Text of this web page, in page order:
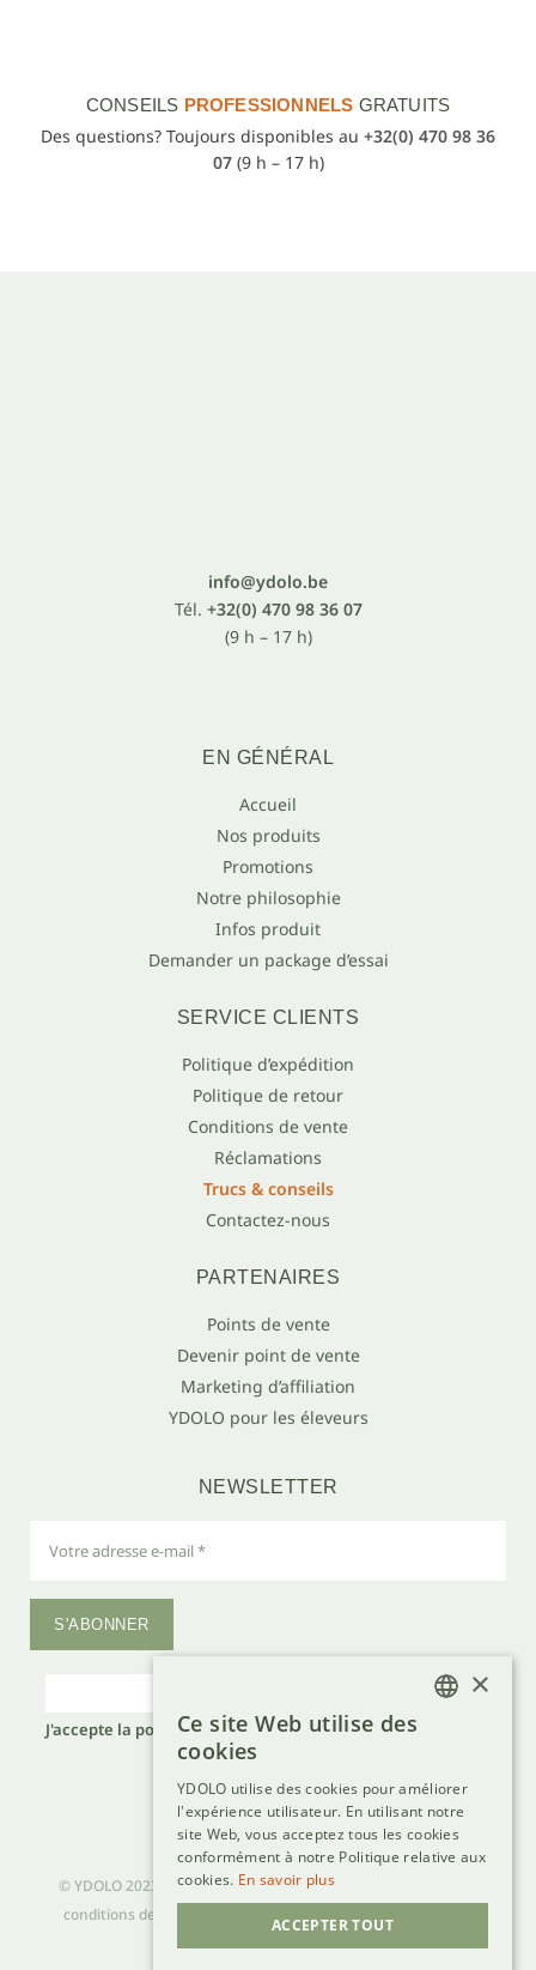
CONSEILS PROFESSIONNELS GRATUITS
Des questions? Toujours disponibles au +32(0) 470 98 36
07(9 h – 17 h)
info@ydolo.be
Tél. +32(0) 470 98 36 07
(9 h – 17 h)
EN GÉNÉRAL
Accueil
Nos produits
Promotions
Notre philosophie
Infos produit
Demander un package d’essai
SERVICE CLIENTS
Politique d’expédition
Politique de retour
Conditions de vente
Réclamations
Trucs & conseils
Contactez-nous
PARTENAIRES
Points de vente
Devenir point de vente
Marketing d’affiliation
YDOLO pour les éleveurs
NEWSLETTER
S'ABONNER
J'accepte la politique de confidentialitéd'YDOLO.*
© YDOLO2023
– TVA BE 0736 777 356 – tous droits réservés –
conditions de vente
GERMAN
ENGLISH
×
Ce site Web utilise des
cookies
YDOLO utilise des cookies pour améliorer
l'expérience utilisateur. En utilisant notre
site Web, vous acceptez tous les cookies
conformément à notre Politique relative aux
cookies. En savoir plus
ACCEPTER TOUT